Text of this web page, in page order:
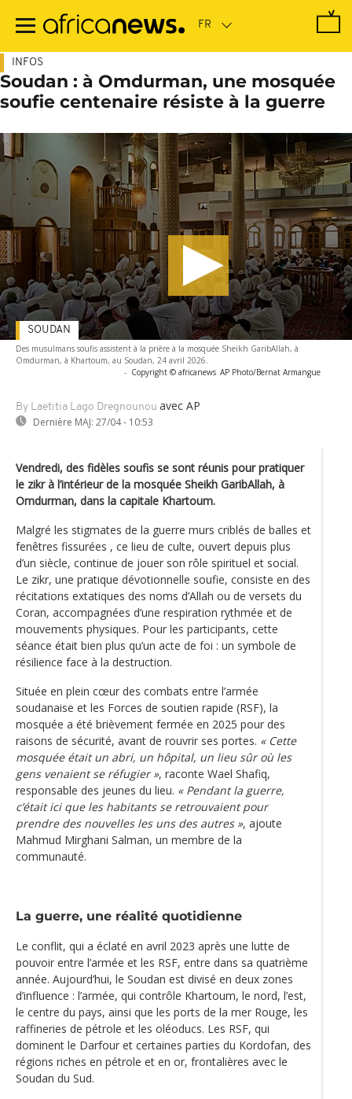
contenu
INFOS
Soudan : à Omdurman, une mosquée
soufie centenaire résiste à la guerre
Des musulmans soufis assistent à la prière à la mosquée Sheikh GaribAllah, à
Omdurman, à Khartoum, au Soudan, 24 avril 2026.
- Copyright © africanews AP Photo/Bernat Armangue
By Laetitia Lago Dregnounou avec AP
Dernière MAJ: 27/04 - 10:53
SOUDAN
Vendredi, des fidèles soufis se sont réunis pour pratiquer
le zikr à l’intérieur de la mosquée Sheikh GaribAllah, à
Omdurman, dans la capitale Khartoum.
Malgré les stigmates de la guerre murs criblés de balles et
fenêtres fissurées , ce lieu de culte, ouvert depuis plus
d’un siècle, continue de jouer son rôle spirituel et social.
Le zikr, une pratique dévotionnelle soufie, consiste en des
récitations extatiques des noms d’Allah ou de versets du
Coran, accompagnées d’une respiration rythmée et de
mouvements physiques. Pour les participants, cette
séance était bien plus qu’un acte de foi : un symbole de
résilience face à la destruction.
Située en plein cœur des combats entre l’armée
soudanaise et les Forces de soutien rapide (RSF), la
mosquée a été brièvement fermée en 2025 pour des
raisons de sécurité, avant de rouvrir ses portes. « Cette
mosquée était un abri, un hôpital, un lieu sûr où les
gens venaient se réfugier », raconte Wael Shafiq,
responsable des jeunes du lieu. « Pendant la guerre,
c’était ici que les habitants se retrouvaient pour
prendre des nouvelles les uns des autres », ajoute
Mahmud Mirghani Salman, un membre de la
communauté.
La guerre, une réalité quotidienne
Le conflit, qui a éclaté en avril 2023 après une lutte de
pouvoir entre l’armée et les RSF, entre dans sa quatrième
année. Aujourd’hui, le Soudan est divisé en deux zones
d’influence : l’armée, qui contrôle Khartoum, le nord, l’est,
le centre du pays, ainsi que les ports de la mer Rouge, les
raffineries de pétrole et les oléoducs. Les RSF, qui
dominent le Darfour et certaines parties du Kordofan, des
régions riches en pétrole et en or, frontalières avec le
Soudan du Sud.